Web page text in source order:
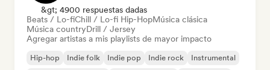
&gt; 4900 respuestas dadas
Beats / Lo-fiChill / Lo-fi Hip-HopMúsica clásica
Música countryDrill / Jersey
Agregar artistas a mis playlists de mayor impacto
Hip-hop Indie folk Indie pop Indie rock
Instrumental